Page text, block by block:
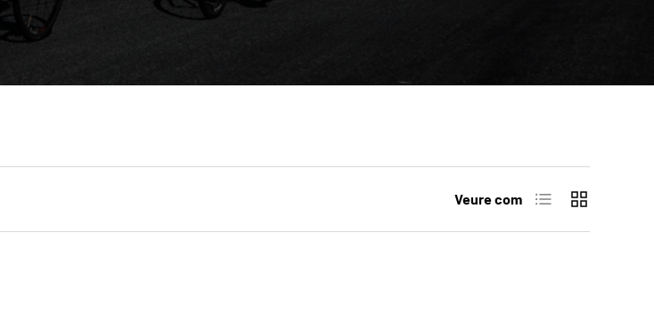
Veure com Llista Quadrícula